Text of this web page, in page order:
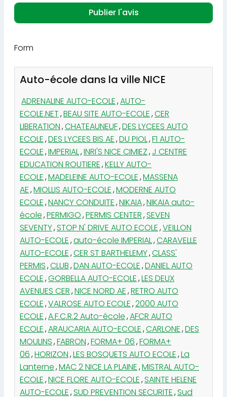
Form
Auto-école dans la ville NICE
ADRENALINE AUTO-ECOLE,AUTO-
ECOLE.NET,BEAU SITE AUTO-ECOLE,CER
LIBERATION,CHATEAUNEUF,DES LYCEES AUTO
ECOLE,DES LYCEES BIS AE,DU PIOL,F1 AUTO-
ECOLE,IMPERIAL,INRI'S NICE CIMIEZ,J CENTRE
EDUCATION ROUTIERE,KELLY AUTO-
ECOLE,MADELEINE AUTO-ECOLE,MASSENA
AE,MIOLLIS AUTO-ECOLE,MODERNE AUTO
ECOLE,NANCY CONDUITE,NIKAIA,NIKAIA auto-
école,PERMIGO,PERMIS CENTER,SEVEN
SEVENTY,STOP N' DRIVE AUTO ECOLE,VEILLON
AUTO-ECOLE,auto-école IMPERIAL,CARAVELLE
AUTO-ECOLE,CER ST BARTHELEMY,CLASS'
PERMIS,CLUB,DAN AUTO-ECOLE,DANIEL AUTO
ECOLE,GORBELLA AUTO-ECOLE,LES DEUX
AVENUES CER,NICE NORD AE,RETRO AUTO
ECOLE,VALROSE AUTO ECOLE,2000 AUTO
ECOLE,A.F.C.R.2 Auto-école,AFCR AUTO
ECOLE,ARAUCARIA AUTO-ECOLE,CARLONE,DES
MOULINS,FABRON,FORMA+ 06,FORMA+
06,HORIZON,LES BOSQUETS AUTO ECOLE,La
Lanterne,MAC 2 NICE LA PLAINE,MISTRAL AUTO-
ECOLE,NICE FLORE AUTO-ECOLE,SAINTE HELENE
AUTO-ECOLE,SUD PREVENTION SECURITE,Sud